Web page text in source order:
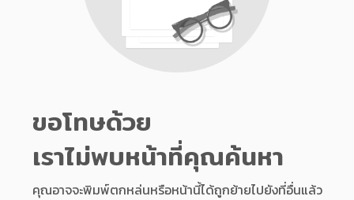
ขอโทษด้วย
เราไม่พบหน้าที่คุณค้นหา
คุณอาจจะพิมพ์ตกหล่นหรือหน้านี้ได้ถูกย้ายไปยังที่อื่นแล้ว